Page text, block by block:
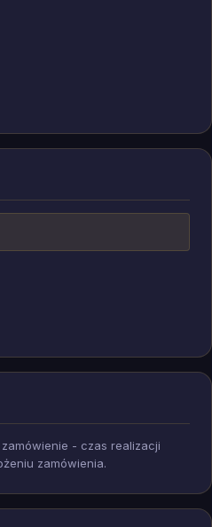
- czas realizacji
zamówienia.